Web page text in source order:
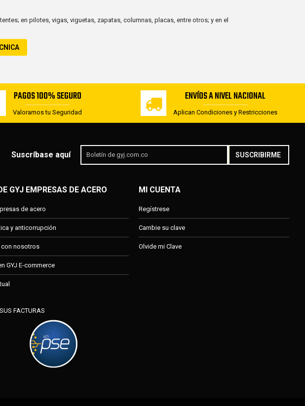
en pilotes, vigas, viguetas, zapatas, columnas, placas, entre otros; y en el
PAGOS 100% SEGURO
Valoramos tu Seguridad
ENVÍOS A NIVEL NACIONAL
Aplican Condiciones y Restricciones
Suscríbase aquí SUSCRIBIRME
GYJ EMPRESAS DE ACERO
de acero
y anticorrupción
con nosotros
GYJ E-commerce
FACTURAS
MI CUENTA
Regístrese
Cambie su clave
Olvide mi Clave